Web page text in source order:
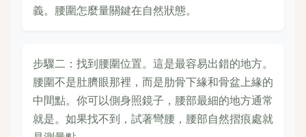
義。腰圍怎麼量關鍵在自然狀態。
步驟二：找到腰圍位置。這是最容易出錯的地方。
腰圍不是肚臍眼那裡，而是肋骨下緣和骨盆上緣的
中間點。你可以側身照鏡子，腰部最細的地方通常
就是。如果找不到，試著彎腰，腰部自然摺痕處就